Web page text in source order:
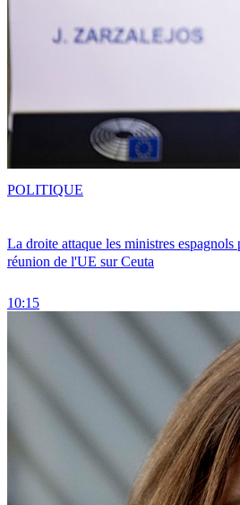
La droite attaque les ministres
réunion de l'UE sur Ceuta
10:15
POLITIQUE